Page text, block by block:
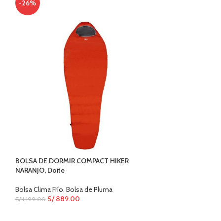
-26%
BOLSA DE DORMIR COMPACT HIKER
NARANJO, Doite
Bolsa Clima Frío Bolsa de Pluma
S/1,199.00 S/889.00